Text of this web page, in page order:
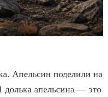
Апельсин поделили на
долька апельсина — это